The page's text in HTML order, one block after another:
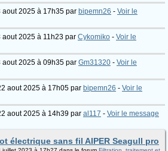
2025 à 17h35 par bipemn26 - Voir le
2025 à 11h23 par Cykomiko - Voir le
2025 à 09h35 par Gm31320 - Voir le
aout 2025 à 17h05 par bipemn26 - Voir le
aout 2025 à 14h39 par al117 - Voir le message
électrique sans fil AIPER Seagull pro